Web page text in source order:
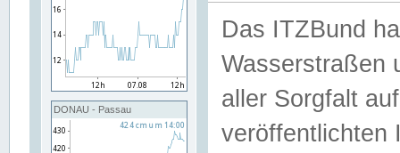
DONAU - Passau
Das ITZBund
Wasserstraßen
aller Sorgfalt
veröffentlichten